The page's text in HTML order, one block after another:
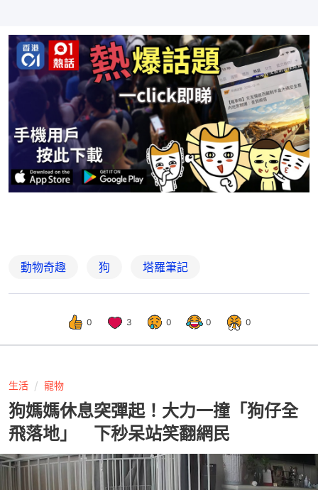
動物奇趣 狗 塔羅筆記
0 3 0 0 0
生活 寵物
狗媽媽休息突彈起！大力一撞「狗仔全
飛落地」 下秒呆站笑翻網民